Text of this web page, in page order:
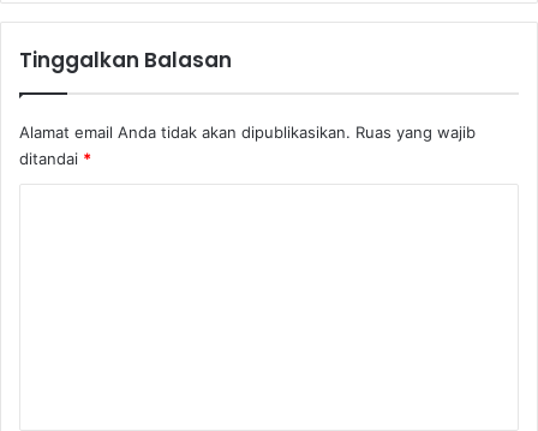
lr
a
a
B
i
Tinggalkan Balasan
Alamat email Anda tidak akan dipublikasikan. Ruas yang wajib
ditandai *